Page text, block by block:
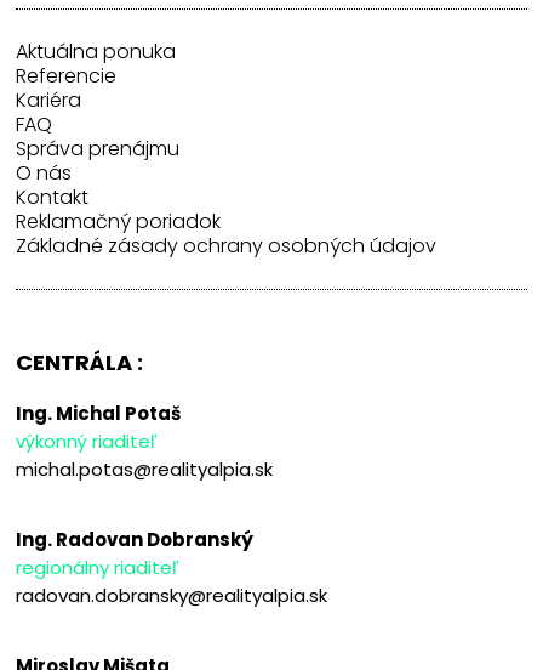
Aktuálna ponuka
Referencie
Kariéra
FAQ
Správa prenájmu
O nás
Kontakt
Reklamačný poriadok
Základné zásady ochrany osobných údajov
CENTRÁLA :
Ing. Michal Potaš
výkonný riaditeľ
michal.potas@realityalpia.sk
Ing. Radovan Dobranský
regionálny riaditeľ
radovan.dobransky@realityalpia.sk